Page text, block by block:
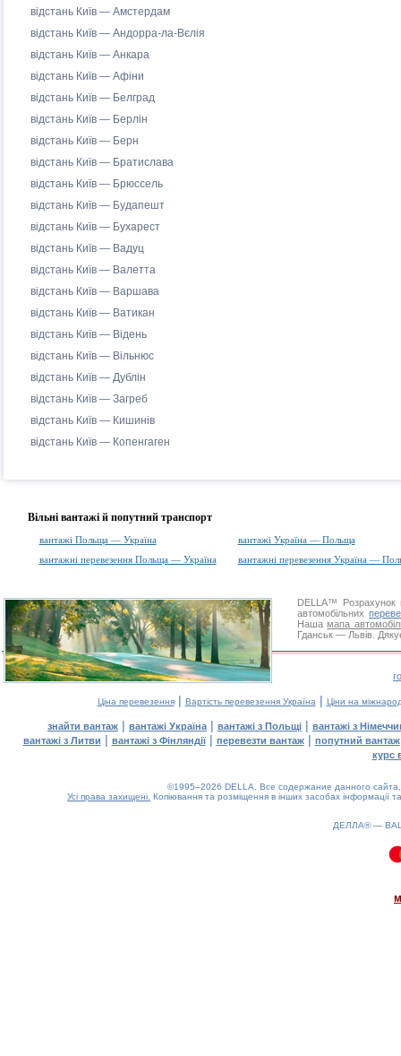
відстань Київ — Амстердам
відстань Київ — Андорра-ла-Вєлія
відстань Київ — Анкара
відстань Київ — Афіни
відстань Київ — Белград
відстань Київ — Берлін
відстань Київ — Берн
відстань Київ — Братислава
відстань Київ — Брюссель
відстань Київ — Будапешт
відстань Київ — Бухарест
відстань Київ — Вадуц
відстань Київ — Валетта
відстань Київ — Варшава
відстань Київ — Ватикан
відстань Київ — Відень
відстань Київ — Вільнюс
відстань Київ — Дублін
відстань Київ — Загреб
відстань Київ — Кишинів
відстань Київ — Копенгаген
Вільні вантажі й попутний транспорт
вантажі Польща — Україна
вантажі Україна — Польща
вантажні перевезення Польща — Україна
вантажні перевезення Україна —
DELLA™
Розрахунок
автомобільних
Нашамапа
Гданськ — Львів.
Ціна перевезення| Вартість перевезення Україна | Ціни на
знайти вантаж | вантажі Україна | вантажі з Польщі | вантажі з
вантажі з Литви | вантажі з Фінляндії| перевезти вантаж| попутний вантаж
курс
©1995–2026 DELLA. Все содержание данного
Усі права захищені. Копіювання та розміщення в інших засобах інформації
ДЕЛЛА® —